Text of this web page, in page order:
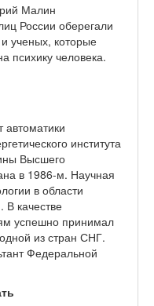
Малин
России оберегали
ученых, которые
психику человека.
института
Высшего
в 1986-м. Научная
в области
В качестве
успешно принимал
из стран СНГ.
Федеральной